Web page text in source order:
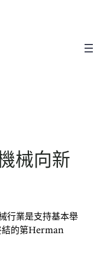
械向新
行業是支持基本舉
結的第Herman